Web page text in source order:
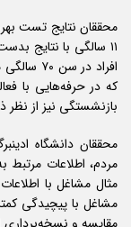
۱۱ سالگی با نتایج
افراد
که در حرفه‌هایی با
بازنشستگی نیز از نظر
محققان دانشگاه
مردم، اطلاعات مرتبط
مثال مشاغل با
مشاغل با پیچیدگی